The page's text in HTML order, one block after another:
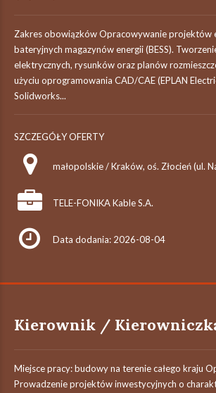
Zakres obowiązków Opracowywanie projektów
bateryjnych magazynów energii (BESS).
elektrycznych, rysunków oraz planów
użyciu oprogramowania CAD/CAE (EPLAN
Solidworks...
SZCZEGÓŁY OFERTY
małopolskie / Kraków, oś. Złocień (ul.
TELE-FONIKA Kable S.A.
Data dodania: 2026-08-04
Kierownik /
Miejsce pracy: budowy na terenie całego kraju
Prowadzenie projektów inwestycyjnych o